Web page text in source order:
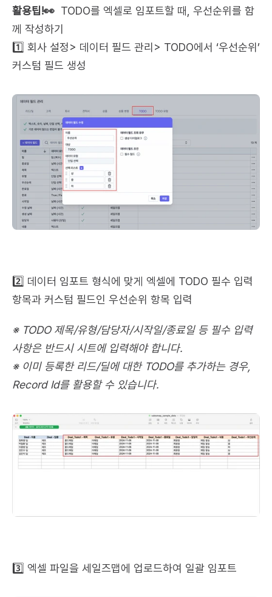
활용팁!👀 TODO를 엑셀로 임포트할 때, 우선순위를 함
께 작성하기
1️⃣ 회사 설정> 데이터 필드 관리> TODO에서 ‘우선순위’
커스텀 필드 생성
2️⃣ 데이터 임포트 형식에 맞게 엑셀에 TODO 필수 입력
항목과 커스텀 필드인 우선순위 항목 입력
※ TODO 제목/유형/담당자/시작일/종료일 등 필수 입력
사항은 반드시 시트에 입력해야 합니다.
※ 이미 등록한 리드/딜에 대한 TODO를 추가하는 경우,
Record Id를 활용할 수 있습니다.
3️⃣ 엑셀 파일을 세일즈맵에 업로드하여 일괄 임포트